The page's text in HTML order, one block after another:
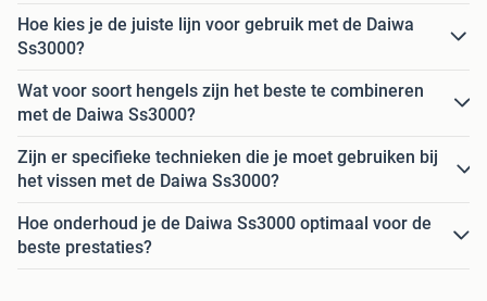
Hoe kies je de juiste lijn voor gebruik met de Daiwa
Ss3000?
Wat voor soort hengels zijn het beste te combineren
met de Daiwa Ss3000?
Zijn er specifieke technieken die je moet gebruiken bij
het vissen met de Daiwa Ss3000?
Hoe onderhoud je de Daiwa Ss3000 optimaal voor de
beste prestaties?